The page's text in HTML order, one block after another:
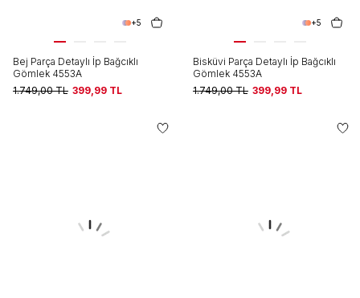
+5
Bej Parça Detaylı İp Bağcıklı
Gömlek 4553A
1.749,00TL 399,99 TL
+5
Bisküvi Parça Detaylı İp Bağcıklı
Gömlek 4553A
1.749,00TL 399,99 TL